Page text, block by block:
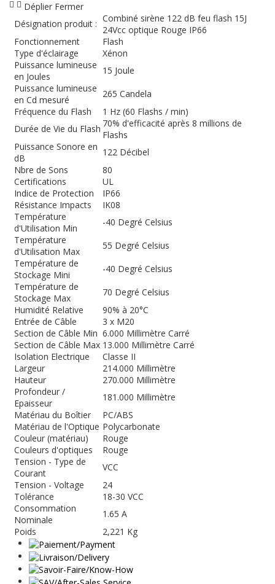
Déplier Fermer
Désignation produit : Combiné sirène 122 dB feu flash 15J
24Vcc optique Rouge IP66
Fonctionnement
Flash
Type d'éclairage
Xénon
Puissance lumineuse
en Joules
15 Joule
Puissance lumineuse
en Cd mesuré
265 Candela
Fréquence du Flash
1 Hz (60 Flashs / min)
Durée de Vie du Flash 70% d'efficacité après 8 millions de
Flashs
Puissance Sonore en
dB
122 Décibel
Nbre de Sons
80
Certifications
UL
Indice de Protection
IP66
Résistance Impacts
IK08
Température
d'Utilisation Min
-40 Degré Celsius
Température
d'Utilisation Max
55 Degré Celsius
Température de
Stockage Mini
-40 Degré Celsius
Température de
Stockage Max
70 Degré Celsius
Humidité Relative
90% à 20°C
Entrée de Câble
3 x M20
Section de Câble Min 6.000 Millimètre Carré
Section de Câble Max 13.000 Millimètre Carré
Isolation Electrique
Classe II
Largeur
214.000 Millimètre
Hauteur
270.000 Millimètre
Profondeur /
Epaisseur
181.000 Millimètre
Matériau du Boîtier
PC/ABS
Matériau de l'Optique Polycarbonate
Couleur (matériau)
Rouge
Couleurs d'optiques
Rouge
Tension - Type de
Courant
VCC
Tension - Voltage
24
Tolérance
18-30 VCC
Consommation
Nominale
1.65 A
Poids
2,221 Kg